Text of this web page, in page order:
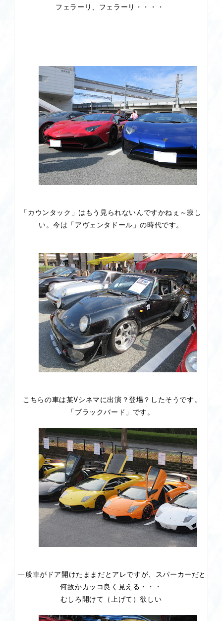
フェラーリ、フェラーリ・・・・
「カウンタック」はもう見られないんですかねぇ～寂し
い。今は「アヴェンタドール」の時代です。
こちらの車は某Vシネマに出演？登場？したそうです。
「ブラックバード」です。
一般車がドア開けたままだとアレですが、スパーカーだと
何故かカッコ良く見える・・・
むしろ開けて（上げて）欲しい